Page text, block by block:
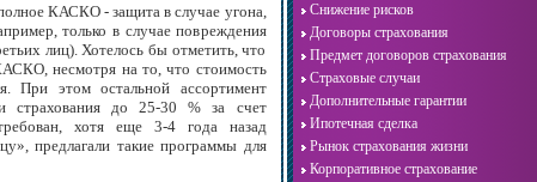
Снижение рисков
Договоры страхования
Предмет договоров страхования
Страховые случаи
Дополнительные гарантии
Ипотечная сделка
Рынок страхования жизни
Корпоративное страхование
КАСКО - защита в случае угона,
только в случае повреждения
лиц). Хотелось бы отметить, что
несмотря на то, что стоимость
При этом остальной ассортимент
страхования до 25-30 % за счет
хотя еще 3-4 года назад
предлагали такие программы для